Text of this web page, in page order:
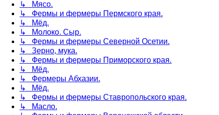
↳ Мясо.
↳ Фермы и фермеры Пермского края.
↳ Мёд.
↳ Молоко. Сыр.
↳ Фермы и фермеры Северной Осетии.
↳ Зерно, мука.
↳ Фермы и фермеры Приморского края.
↳ Мёд.
↳ Фермеры Абхазии.
↳ Мёд.
↳ Фермы и фермеры Ставропольского края.
↳ Масло.